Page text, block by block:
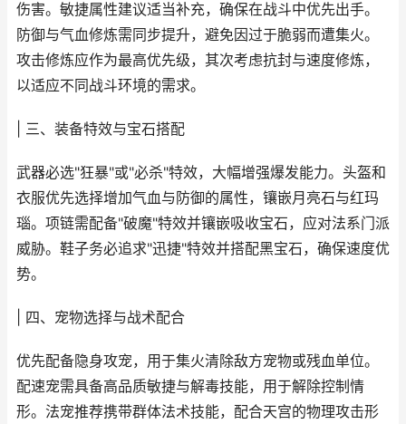
伤害。敏捷属性建议适当补充，确保在战斗中优先出手。
防御与气血修炼需同步提升，避免因过于脆弱而遭集火。
攻击修炼应作为最高优先级，其次考虑抗封与速度修炼，
以适应不同战斗环境的需求。
| 三、装备特效与宝石搭配
武器必选"狂暴"或"必杀"特效，大幅增强爆发能力。头盔和
衣服优先选择增加气血与防御的属性，镶嵌月亮石与红玛
瑙。项链需配备"破魔"特效并镶嵌吸收宝石，应对法系门派
威胁。鞋子务必追求"迅捷"特效并搭配黑宝石，确保速度优
势。
| 四、宠物选择与战术配合
优先配备隐身攻宠，用于集火清除敌方宠物或残血单位。
配速宠需具备高品质敏捷与解毒技能，用于解除控制情
形。法宠推荐携带群体法术技能，配合天宫的物理攻击形